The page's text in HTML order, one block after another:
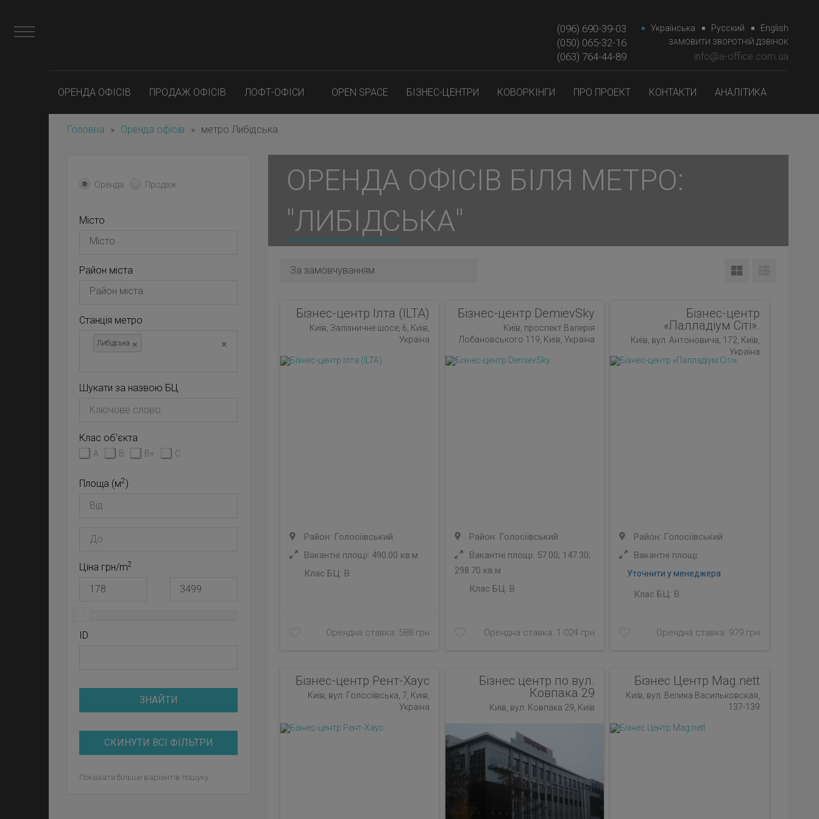
(096) 690-39-03
(050) 065-32-16
(063) 764-44-89‎‎
Українська Русский English
ЗАМОВИТИ ЗВОРОТНІЙ ДЗВІНОК
info@a-office.com.ua
ОРЕНДА ОФІСІВ ПРОДАЖ ОФІСІВ ЛОФТ-ОФІСИ OPEN SPACE БІЗНЕС-ЦЕНТРИ КОВОРКІНГИ ПРО ПРОЕКТ КОНТАКТИ АНАЛІТИКА
Головна » Оренда офісів » метро Либідська
Оренда Продаж
Місто
Район міста
Станція метро
×
×
Либідська
Шукати за назвою БЦ
Клас об'єкта
A B B+ C
Площа (м2)
Ціна грн/m2
ID
ЗНАЙТИ
СКИНУТИ ВСІ ФІЛЬТРИ
Показати більше варіантів пошуку
ОРЕНДА ОФІСІВ БІЛЯ МЕТРО:
"ЛИБІДСЬКА"
Бізнес-центр Ілта (ILTA)
Київ, Залізничне шосе, 6, Київ,
Україна
Район: Голосіївський
Вакантні площі: 490.00 кв.м
Клас БЦ: B
Орендна ставка: 588 грн
Бізнес-центр DemievSky
Київ, проспект Валерія
Лобановського 119, Київ, Україна
Район: Голосіївський
Вакантні площі: 57.00; 147.30;
298.70 кв.м
Клас БЦ: B
Орендна ставка: 1 024 грн
Бізнес-центр
«Палладіум Сіті».
Київ, вул. Антоновича, 172, Київ,
Україна
Район: Голосіївський
Вакантні площі:
Уточнити у менеджера
Клас БЦ: B
Орендна ставка: 979 грн
Бізнес-центр Рент-Хаус
Київ, вул. Голосіївська, 7, Київ,
Україна
Бізнес центр по вул.
Ковпака 29
Київ, вул. Ковпака 29, Київ
Бізнес Центр Mag.nett
Київ, вул. Велика Васильковская,
137-139